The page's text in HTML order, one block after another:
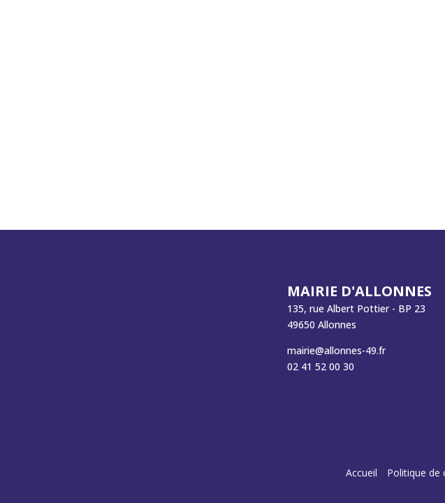
MAIRIE D'ALLONNES
135, rue Albert Pottier - BP 23
49650 Allonnes
mairie@allonnes-49.fr
02 41 52 00 30
Accueil Politique de